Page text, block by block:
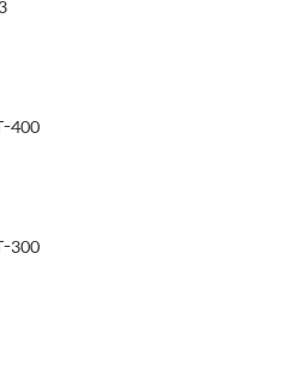
400
300